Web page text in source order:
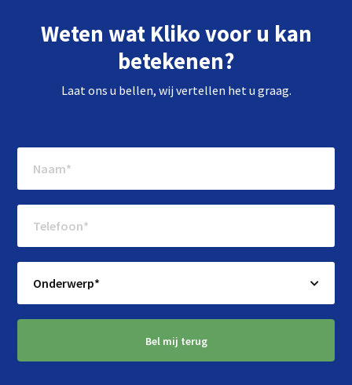
Weten wat Kliko voor u kan
betekenen?
Laat ons u bellen, wij vertellen het u graag.
Bel mij terug